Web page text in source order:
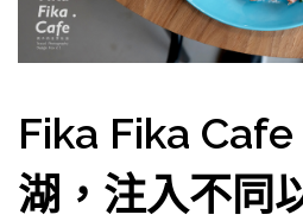
Fika Fika
湖，注入不同